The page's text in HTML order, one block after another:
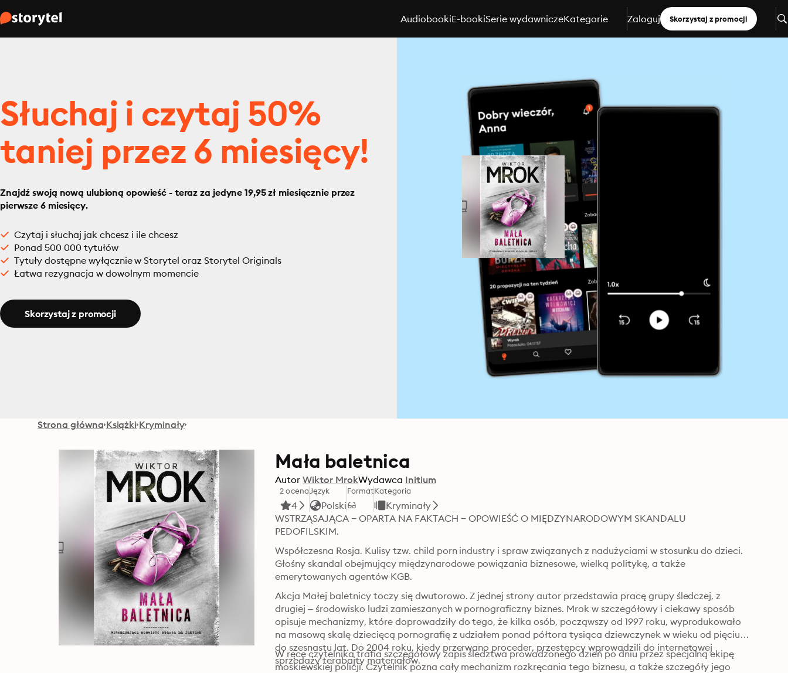
AudiobookiE-bookiSerie wydawniczeKategorie Zaloguj Skorzystaj z promocji
Słuchaj i czytaj 50%
taniej przez 6 miesięcy!
Znajdź swoją nową ulubioną opowieść - teraz za jedyne 19,95 zł miesięcznie przez
pierwsze 6 miesięcy.
Czytaj i słuchaj jak chcesz i ile chcesz
Ponad 500 000 tytułów
Tytuły dostępne wyłącznie w Storytel oraz Storytel Originals
Łatwa rezygnacja w dowolnym momencie
Skorzystaj z promocji
Strona główna Książki Kryminały
Mała baletnica
Autor Wiktor MrokWydawca Initium
2 ocena
4
Język
Polski
FormatKategoria
Kryminały
WSTRZĄSAJĄCA − OPARTA NA FAKTACH − OPOWIEŚĆ O MIĘDZYNARODOWYM SKANDALU
PEDOFILSKIM.
Współczesna Rosja. Kulisy tzw. child porn industry i spraw związanych z nadużyciami w stosunku do dzieci.
Głośny skandal obejmujący międzynarodowe powiązania biznesowe, wielką politykę, a także
emerytowanych agentów KGB.
Akcja Małej baletnicy toczy się dwutorowo. Z jednej strony autor przedstawia pracę grupy śledczej, z
drugiej – środowisko ludzi zamieszanych w pornograficzny biznes. Mrok w szczegółowy i ciekawy sposób
opisuje mechanizmy, które doprowadziły do tego, że kilka osób, począwszy od 1997 roku, wyprodukowało
na masową skalę dziecięcą pornografię z udziałem ponad półtora tysiąca dziewczynek w wieku od pięciu
do szesnastu lat. Do 2004 roku, kiedy przerwano proceder, przestępcy wprowadzili do internetowej
sprzedaży terabajty materiałów.
W ręce czytelnika trafia szczegółowy zapis śledztwa prowadzonego dzień po dniu przez specjalną ekipę
moskiewskiej policji. Czytelnik pozna cały mechanizm rozkręcania tego biznesu, a także szczegóły jego